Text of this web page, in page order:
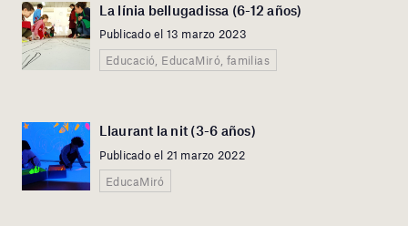
La línia bellugadissa (6-12 años)
Publicado el 13 marzo 2023
Educació, EducaMiró, familias
Llaurant la nit (3-6 años)
Publicado el 21 marzo 2022
EducaMiró